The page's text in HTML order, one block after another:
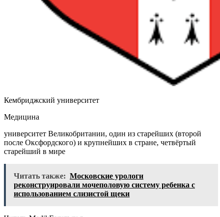
Кембриджский университет
Медицина
университет Великобритании, один из старейших (второй
после Оксфордского) и крупнейших в стране, четвёртый
старейший в мире
Читать также: Московские урологи
реконструировали мочеполовую систему ребенка с
использованием слизистой щеки